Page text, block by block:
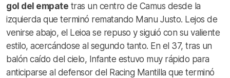
gol del empate tras un centro de Camus desde la
izquierda que terminó rematando Manu Justo. Lejos de
venirse abajo, el Leioa se repuso y siguió con su valiente
estilo, acercándose al segundo tanto. En el 37, tras un
balón caído del cielo, Infante estuvo muy rápido para
anticiparse al defensor del Racing Mantilla que terminó